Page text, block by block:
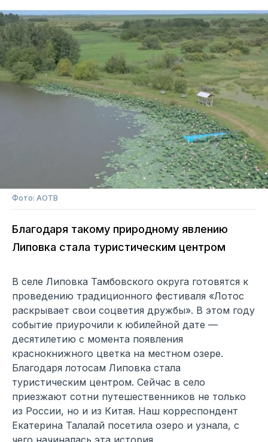
Фото: АОТВ
Благодаря такому природному явлению
Липовка стала туристическим центром
В селе Липовка Тамбовского округа готовятся к
проведению традиционного фестиваля «Лотос
раскрывает свои соцветия дружбы». В этом году
событие приурочили к юбилейной дате —
десятилетию с момента появления
краснокнижного цветка на местном озере.
Благодаря лотосам Липовка стала
туристическим центром. Сейчас в село
приезжают сотни путешественников не только
из России, но и из Китая. Наш корреспондент
Екатерина Талалай посетила озеро и узнала, с